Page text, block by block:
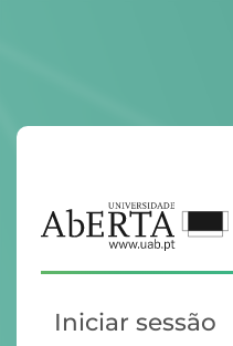
Iniciar sessão